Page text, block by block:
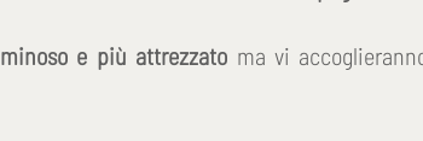
e più attrezzato ma vi